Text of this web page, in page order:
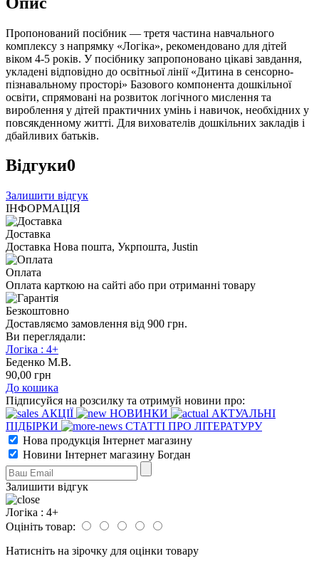
Пропонований посібник — третя частина навчального
комплексу з напрямку «Логіка», рекомендовано для дітей
віком 4-5 років. У посібнику запропоновано цікаві завдання,
укладені відповідно до освітньої лінії «Дитина в сенсорно-
пізнавальному просторі» Базового компонента дошкільної
освіти, спрямовані на розвиток логічного мислення та
вироблення у дітей практичних умінь і навичок, необхідних у
повсякденному житті. Для вихователів дошкільних закладів і
дбайливих батьків.
Відгуки0
Залишити відгук
ІНФОРМАЦІЯ
Доставка
Доставка Нова пошта, Укрпошта, Justin
Оплата
Оплата карткою на сайті або при отриманні товару
Безкоштовно
Доставляємо замовлення від 900 грн.
Ви переглядали:
Логіка : 4+
Беденко М.В.
90,00 грн
До кошика
Підписуйся на розсилку та отримуй новини про:
АКЦІЇ
НОВИНКИ
АКТУАЛЬНІ
ПІДБІРКИ
СТАТТІ ПРО ЛІТЕРАТУРУ
Нова продукція Інтернет магазину
Новини Інтернет магазину Богдан
Залишити відгук
Логіка : 4+
Оцініть товар:
Натисніть на зірочку для оцінки товару